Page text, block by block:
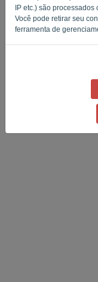
IP etc.) são processados
Você pode retirar seu
ferramenta de
Voltar ao login
Privacy Policy-Terms